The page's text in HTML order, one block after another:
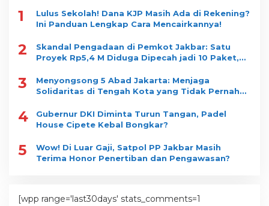
1
Lulus Sekolah! Dana KJP Masih Ada di Rekening?
Ini Panduan Lengkap Cara Mencairkannya!
2
Skandal Pengadaan di Pemkot Jakbar: Satu
Proyek Rp5,4 M Diduga Dipecah jadi 10 Paket,
3
Menyongsong 5 Abad Jakarta: Menjaga
Solidaritas di Tengah Kota yang Tidak Pernah
4
Gubernur DKI Diminta Turun Tangan, Padel
House Cipete Kebal Bongkar?
5
Wow! Di Luar Gaji, Satpol PP Jakbar Masih
Terima Honor Penertiban dan Pengawasan?
[wpp range='last30days' stats_comments=1